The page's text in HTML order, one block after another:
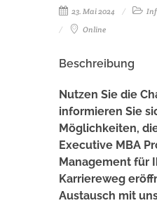
23. Mai 2024
Online
Beschreibung
Nutzen Sie die
informieren Sie
Möglichkeiten,
Executive MBA
Management für
Karriereweg
Austausch mit